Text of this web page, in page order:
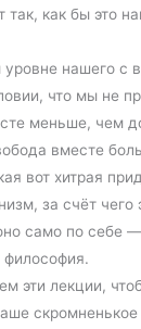
так, как бы это
нашего с
что мы не
меньше, чем
вместе
вот хитрая
за счёт чего
само по себе
эти лекции,